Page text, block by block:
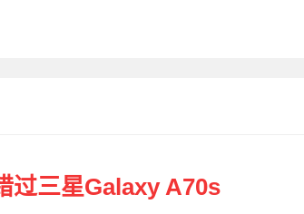
过三星Galaxy A70s